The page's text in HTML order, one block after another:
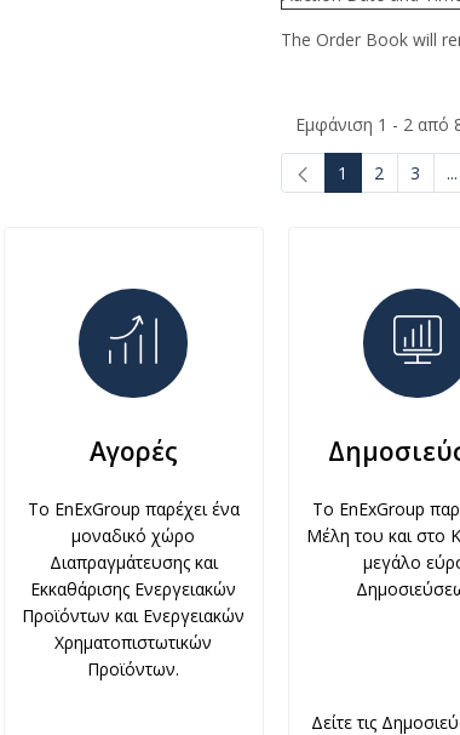
The Order Book will
Εμφάνιση 1 - 2 από
1 2 3 ...
Αγορές
Το EnExGroup παρέχει ένα
μοναδικό χώρο
Διαπραγμάτευσης και
Εκκαθάρισης Ενεργειακών
Προϊόντων και Ενεργειακών
Χρηματοπιστωτικών
Προϊόντων.
To EnExGroup
Μέλη του και στο
μεγάλο
Δείτε τις